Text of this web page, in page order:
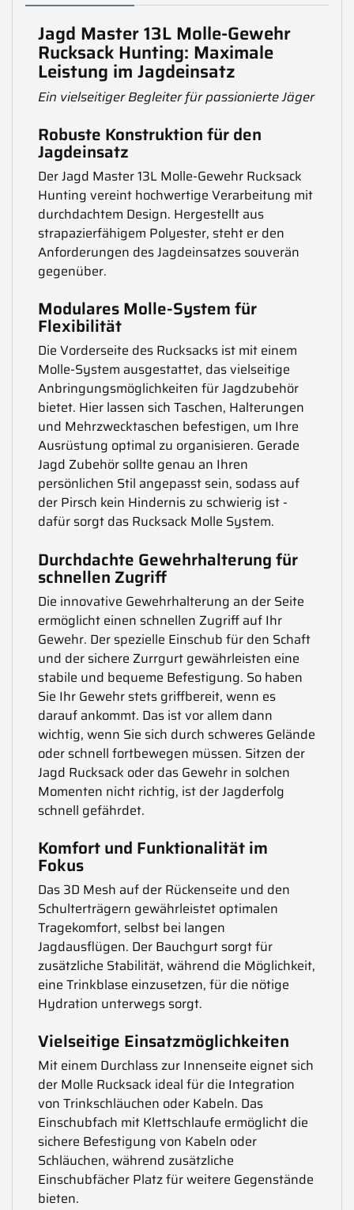
Jagd Master 13L Molle-Gewehr
Rucksack Hunting: Maximale
Leistung im Jagdeinsatz
Ein vielseitiger Begleiter für passionierte Jäger
Robuste Konstruktion für den
Jagdeinsatz
Der Jagd Master 13L Molle-Gewehr Rucksack
Hunting vereint hochwertige Verarbeitung mit
durchdachtem Design. Hergestellt aus
strapazierfähigem Polyester, steht er den
Anforderungen des Jagdeinsatzes souverän
gegenüber.
Modulares Molle-System für
Flexibilität
Die Vorderseite des Rucksacks ist mit einem
Molle-System ausgestattet, das vielseitige
Anbringungsmöglichkeiten für Jagdzubehör
bietet. Hier lassen sich Taschen, Halterungen
und Mehrzwecktaschen befestigen, um Ihre
Ausrüstung optimal zu organisieren. Gerade
Jagd Zubehör sollte genau an Ihren
persönlichen Stil angepasst sein, sodass auf
der Pirsch kein Hindernis zu schwierig ist -
dafür sorgt das Rucksack Molle System.
Durchdachte Gewehrhalterung für
schnellen Zugriff
Die innovative Gewehrhalterung an der Seite
ermöglicht einen schnellen Zugriff auf Ihr
Gewehr. Der spezielle Einschub für den Schaft
und der sichere Zurrgurt gewährleisten eine
stabile und bequeme Befestigung. So haben
Sie Ihr Gewehr stets griffbereit, wenn es
darauf ankommt. Das ist vor allem dann
wichtig, wenn Sie sich durch schweres Gelände
oder schnell fortbewegen müssen. Sitzen der
Jagd Rucksack oder das Gewehr in solchen
Momenten nicht richtig, ist der Jagderfolg
schnell gefährdet.
Komfort und Funktionalität im
Fokus
Das 3D Mesh auf der Rückenseite und den
Schulterträgern gewährleistet optimalen
Tragekomfort, selbst bei langen
Jagdausflügen. Der Bauchgurt sorgt für
zusätzliche Stabilität, während die Möglichkeit,
eine Trinkblase einzusetzen, für die nötige
Hydration unterwegs sorgt.
Vielseitige Einsatzmöglichkeiten
Mit einem Durchlass zur Innenseite eignet sich
der Molle Rucksack ideal für die Integration
von Trinkschläuchen oder Kabeln. Das
Einschubfach mit Klettschlaufe ermöglicht die
sichere Befestigung von Kabeln oder
Schläuchen, während zusätzliche
Einschubfächer Platz für weitere Gegenstände
bieten.